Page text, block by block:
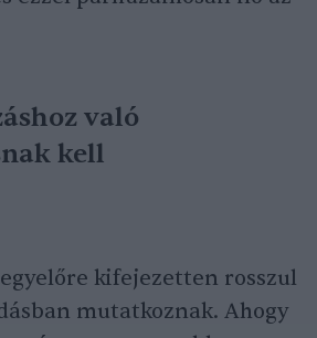
való
kell
kifejezetten rosszul
mutatkoznak. Ahogy